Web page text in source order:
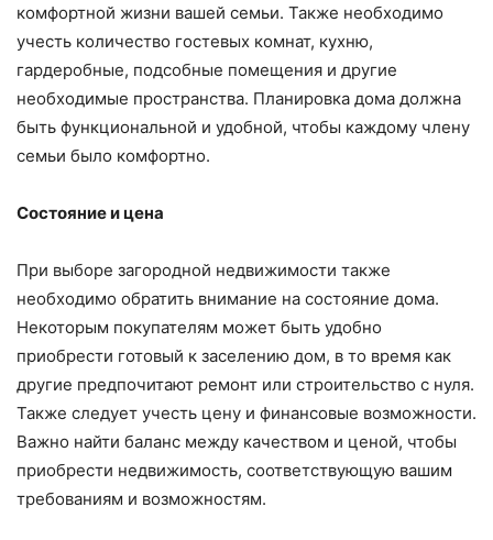
комфортной жизни вашей семьи. Также необходимо
учесть количество гостевых комнат, кухню,
гардеробные, подсобные помещения и другие
необходимые пространства. Планировка дома должна
быть функциональной и удобной, чтобы каждому члену
семьи было комфортно.
Состояние и цена
При выборе загородной недвижимости также
необходимо обратить внимание на состояние дома.
Некоторым покупателям может быть удобно
приобрести готовый к заселению дом, в то время как
другие предпочитают ремонт или строительство с нуля.
Также следует учесть цену и финансовые возможности.
Важно найти баланс между качеством и ценой, чтобы
приобрести недвижимость, соответствующую вашим
требованиям и возможностям.